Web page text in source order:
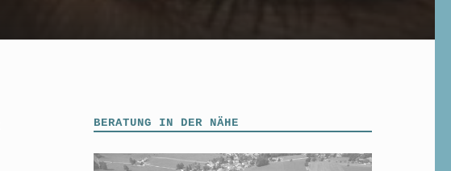
BERATUNG IN DER NÄHE